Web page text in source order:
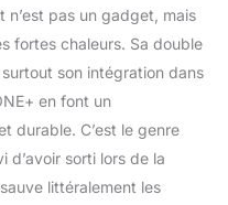
n’est pas un gadget, mais
fortes chaleurs. Sa double
son intégration dans
en font un
durable. C’est le genre
d’avoir sorti lors de la
littéralement les